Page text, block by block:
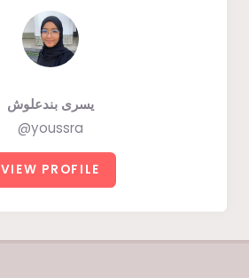
يسرى بندعلوش
@youssra
VIEW PROFILE